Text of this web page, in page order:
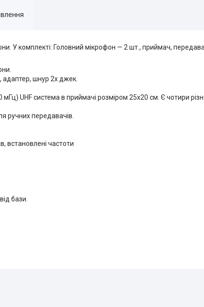
У комплекті: Головний мікрофон — 2 шт., приймач,
адаптер, шнур 2х джек.
UHF система в приймачі розміром 25х20 см. Є чотири
ручних передавачів.
встановлені частоти
бази.